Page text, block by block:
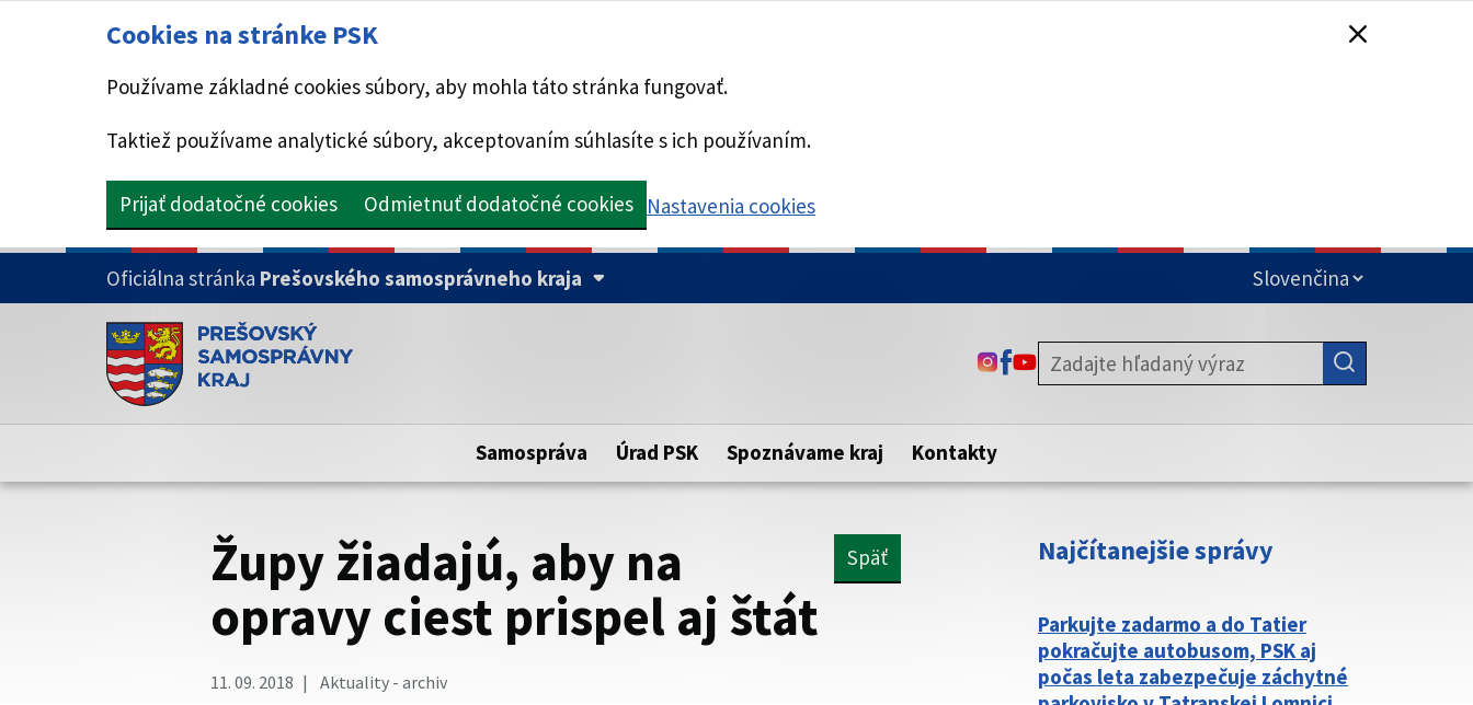
Cookies na stránke PSK
Používame základné cookies súbory, aby mohla táto stránka fungovať.
Taktiež používame analytické súbory, akceptovaním súhlasíte s ich používaním.
Prijať dodatočné cookies Odmietnuť dodatočné cookies Nastavenia cookies
PRESKOČIŤ NA HLAVNÝ OBSAH
Oficiálna stránka Prešovského samosprávneho kraja
Doména psk.sk je oficiálna
Toto je oficiálna webová stránka Prešovského samosprávneho kraja.
Táto stránka je zabezpečená
zabezpečenú webovú stránku. Zabezpečená stránka vždy začína
https:// pred názvom domény webového sídla.
ODKAZ SA OTVORÍ NA NOVEJ KARTE
ODKAZ SA OTVORÍ NA NOVEJ KARTE
ODKAZ SA OTVORÍ NA NOVEJ KARTE
Samospráva Úrad PSK Spoznávame kraj Kontakty
Župy žiadajú, aby na
opravy ciest prispel aj štát
Späť
11. 09. 2018 Aktuality - archiv
Najčítanejšie správy
Parkujte zadarmo a do Tatier
pokračujte autobusom, PSK aj
počas leta zabezpečuje záchytné